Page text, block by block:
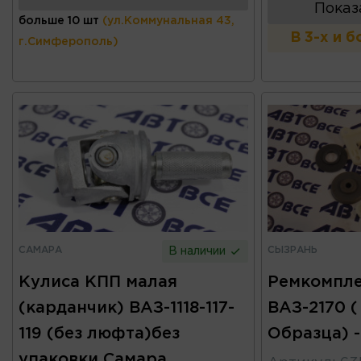
больше 10 шт (ул.Коммунальная 43,
г.Симферополь) В 3-х и
САМАРА В наличии
Кулиса КПП малая
(карданчик) ВАЗ-1118-117-
119 (без люфта)без
СЫЗРАНЬ
ВАЗ-2170
Образца)